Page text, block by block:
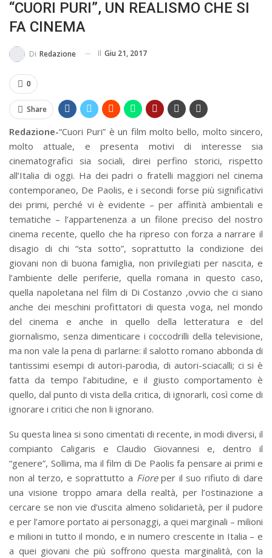
“CUORI PURI”, UN REALISMO CHE SI
FA CINEMA
Di Redazione Il Giu 21, 2017
0
Share
Redazione-“Cuori Puri” è un film molto bello, molto sincero,
molto attuale, e presenta motivi di interesse sia
cinematografici sia sociali, direi perfino storici, rispetto
all’Italia di oggi. Ha dei padri o fratelli maggiori nel cinema
contemporaneo, De Paolis, e i secondi forse più significativi
dei primi, perché vi è evidente – per affinità ambientali e
tematiche – l’appartenenza a un filone preciso del nostro
cinema recente, quello che ha ripreso con forza a narrare il
disagio di chi “sta sotto”, soprattutto la condizione dei
giovani non di buona famiglia, non privilegiati per nascita, e
l’ambiente delle periferie, quella romana in questo caso,
quella napoletana nel film di Di Costanzo ,ovvio che ci siano
anche dei meschini profittatori di questa voga, nel mondo
del cinema e anche in quello della letteratura e del
giornalismo, senza dimenticare i coccodrilli della televisione,
ma non vale la pena di parlarne: il salotto romano abbonda di
tantissimi esempi di autori-parodia, di autori-sciacalli; ci si è
fatta da tempo l’abitudine, e il giusto comportamento è
quello, dal punto di vista della critica, di ignorarli, così come di
ignorare i critici che non li ignorano.
Su questa linea si sono cimentati di recente, in modi diversi, il
compianto Caligaris e Claudio Giovannesi e, dentro il
“genere”, Sollima, ma il film di De Paolis fa pensare ai primi e
non al terzo, e soprattutto a Fioreper il suo rifiuto di dare
una visione troppo amara della realtà, per l’ostinazione a
cercare se non vie d’uscita almeno solidarietà, per il pudore
e per l’amore portato ai personaggi, a quei marginali – milioni
e milioni in tutto il mondo, e in numero crescente in Italia – e
a quei giovani che più soffrono questa marginalità, con la